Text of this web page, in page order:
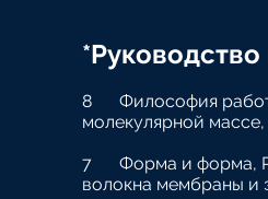
8
Философия
молекулярной
7
Форма и форма,
волокна мембраны и